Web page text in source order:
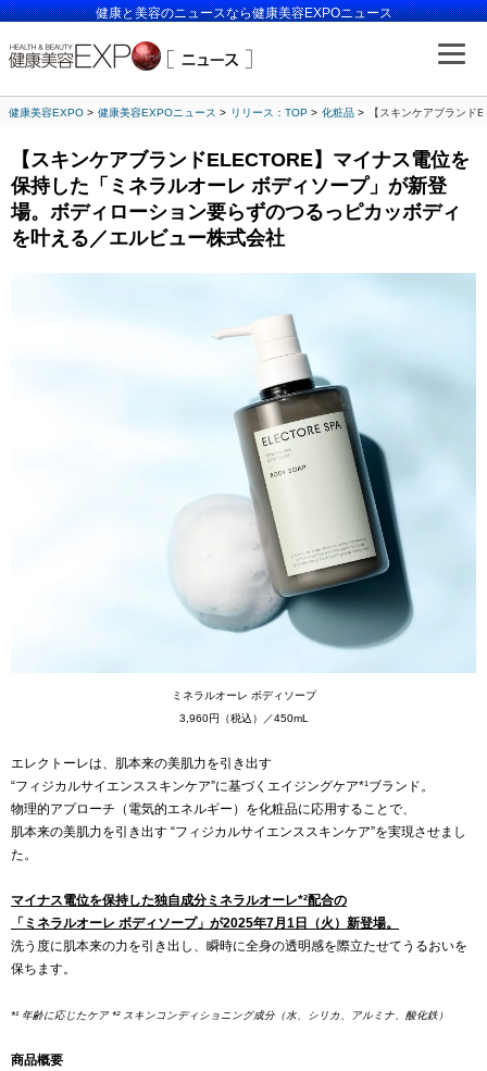
健康と美容のニュースなら健康美容EXPOニュース
健康美容EXPO 健康美容EXPOニュース リリース：TOP 化粧品 【スキンケアブランド
【スキンケアブランドELECTORE】マイナス電位を
保持した「ミネラルオーレ ボディソープ」が新登
場。ボディローション要らずのつるっピカッボディ
を叶える／エルビュー株式会社
ミネラルオーレ ボディソープ
3,960円（税込）／450mL
エレクトーレは、肌本来の美肌力を引き出す
“フィジカルサイエンススキンケア”に基づくエイジングケア*¹ブランド。
物理的アプローチ（電気的エネルギー）を化粧品に応用することで、
肌本来の美肌力を引き出す “フィジカルサイエンススキンケア”を実現させまし
た。
マイナス電位を保持した独自成分ミネラルオーレ*²配合の
「ミネラルオーレ ボディソープ」が2025年7月1日（火）新登場。
洗う度に肌本来の力を引き出し、瞬時に全身の透明感を際立たせてうるおいを
保ちます。
*¹ 年齢に応じたケア *² スキンコンディショニング成分（水、シリカ、アルミナ、酸化鉄）
商品概要